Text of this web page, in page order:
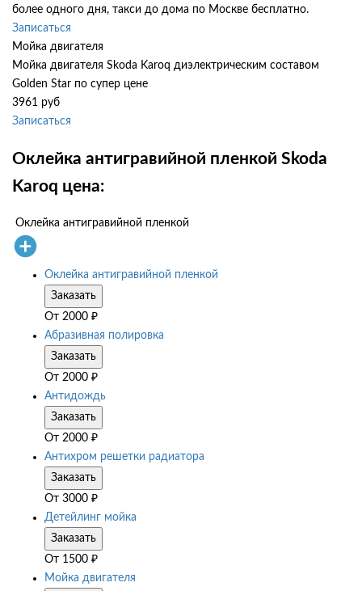
более одного дня, такси до дома по Москве бесплатно.
Записаться
Мойка двигателя
Мойка двигателя Skoda Karoq диэлектрическим составом
Golden Star по супер цене
3961 руб
Записаться
Оклейка антигравийной пленкой Skoda
Karoq цена:
Оклейка антигравийной пленкой
Оклейка антигравийной пленкой
Заказать
От 2000 ₽
Абразивная полировка
Заказать
От 2000 ₽
Антидождь
Заказать
От 2000 ₽
Антихром решетки радиатора
Заказать
От 3000 ₽
Детейлинг мойка
Заказать
От 1500 ₽
Мойка двигателя